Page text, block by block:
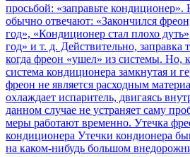
просьбой: «заправьте
обычно отвечают: «Закончился
год», «Кондиционер стал плохо
год» и т. д. Действительно, заправка
когда фреон «ушел» из системы. Но,
система кондиционера замкнутая и
фреон не является расходным
охлаждает испаритель, двигаясь
данном случае не устраняет саму
меры работают временно. Утечка
кондиционера Утечки кондионера
на каком-нибудь большом